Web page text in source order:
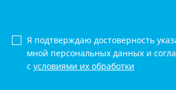
Я подтверждаю достоверность
мной персональных данных и
с условиями их обработки